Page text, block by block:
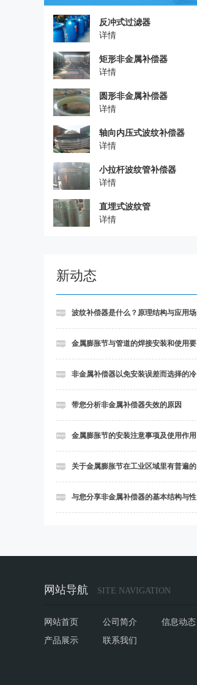
反冲式过滤器
详情
矩形非金属补偿器
详情
圆形非金属补偿器
详情
轴向内压式波纹补偿器
详情
小拉杆波纹管补偿器
详情
直埋式波纹管
详情
新动态
波纹补偿器是什么？原理结构与应用场
景详解金属膨胀节与管道的焊接安装和使用要
求 非金属补偿器以免安装误差而选择的冷
态进行安装法
带您分析非金属补偿器失效的原因
金属膨胀节的安装注意事项及使用作用
关于金属膨胀节在工业区域里有普遍的
应用说明与您分享非金属补偿器的基本结构与性
网站导航 SITE NAVIGATION
网站首页 公司简介
信息动态
产品展示
联系我们